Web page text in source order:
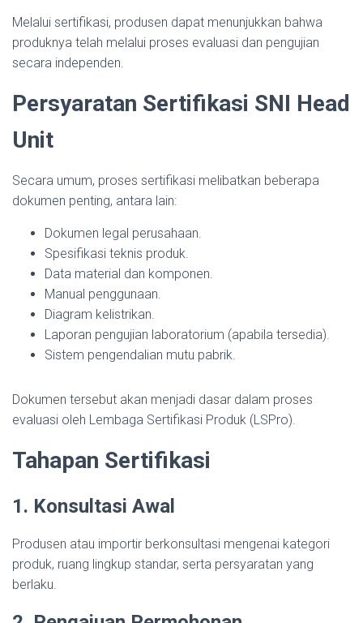
Melalui sertifikasi, produsen dapat menunjukkan bahwa
produknya telah melalui proses evaluasi dan pengujian
secara independen.
Persyaratan Sertifikasi SNI Head
Unit
Secara umum, proses sertifikasi melibatkan beberapa
dokumen penting, antara lain:
Dokumen legal perusahaan.
Spesifikasi teknis produk.
Data material dan komponen.
Manual penggunaan.
Diagram kelistrikan.
Laporan pengujian laboratorium (apabila tersedia).
Sistem pengendalian mutu pabrik.
Dokumen tersebut akan menjadi dasar dalam proses
evaluasi oleh Lembaga Sertifikasi Produk (LSPro).
Tahapan Sertifikasi
1. Konsultasi Awal
Produsen atau importir berkonsultasi mengenai kategori
produk, ruang lingkup standar, serta persyaratan yang
berlaku.